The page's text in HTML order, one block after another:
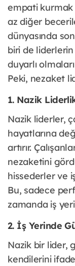
empati
az diğer
dünyasında
biri de liderlerin
duyarlı
Peki, nezaket
1. Nazik
Nazik liderler,
hayatlarına
artırır.
nezaketini
hissederler ve
Bu, sadece
zamanda iş
2. İş Yerinde
Nazik bir lider,
kendilerini